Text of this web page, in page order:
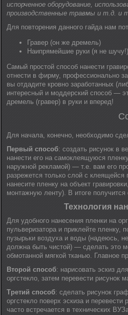
испорченное оборудование,
производственные травмы и т.д. и
Для повторения данного гайда нам
Гравер (он же дремель)
Наипрямейшие руки (я не шучу!)
Самый простой способ нанести
отнести в фирму, профессионально
вы отдадите кровно заработанных
интересный и моддерский способ —
дремель (гравер) в руки и вперед!
Для начала, конечно, необходимо
Первый способ: создать рисунок в
нанести его на самоклеящуюся
наружной рекламой) — т.е. вам его
разрежется только слой с
нанесите пленку на объект
монтажную ленту). В итоге
Технология
Для удобного нанесения пленки на
пульверизатора и приклейте пленку,
пузырьки воздуха и воды (надеюсь,
должна быть чистой) — сделать это
обмотанной мягкой тканью. Главное
Второй способ: нарисовать эскиз
оргстекло, затем перевести рисунок
Третий способ: сделать рисунок
оргстекло поверх эскиза и
часто встречается в технических